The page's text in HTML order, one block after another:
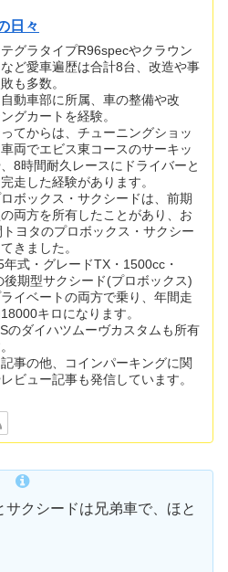
日々
グラタイプR96specやクラウン
ど愛車遍歴は合計8台、改造や事
も多数。
動車部に所属、車の整備や改
グカートを経験。
てからは、チューニングショッ
両でエビス東コースのサーキッ
、8時間耐久レースにドライバーと
走した経験があります。
ロボックス・サクシードは、前期
両方を所有したことがあり、お
ヨタのプロボックス・サクシー
きました。
式・グレードTX・1500cc・
後期型サクシード(プロボックス)
イベートの両方で乗り、年間走
キロになります。
のダイハツムーヴカスタムも所有
事の他、コインパーキングに関
ビュー記事も発信しています。
サクシードは兄弟車で、ほと